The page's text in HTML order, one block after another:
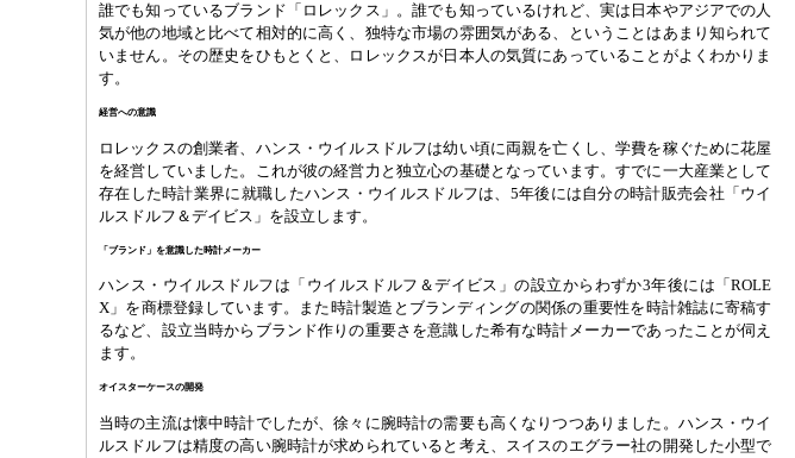
誰でも知っているブランド「ロレックス」。誰でも知っているけれど、実は日本やアジアでの人
気が他の地域と比べて相対的に高く、独特な市場の雰囲気がある、ということはあまり知られて
いません。その歴史をひもとくと、ロレックスが日本人の気質にあっていることがよくわかりま
す。
経営への意識
ロレックスの創業者、ハンス・ウイルスドルフは幼い頃に両親を亡くし、学費を稼ぐために花屋
を経営していました。これが彼の経営力と独立心の基礎となっています。すでに一大産業として
存在した時計業界に就職したハンス・ウイルスドルフは、5年後には自分の時計販売会社「ウイ
ルスドルフ＆デイビス」を設立します。
「ブランド」を意識した時計メーカー
ハンス・ウイルスドルフは「ウイルスドルフ＆デイビス」の設立からわずか3年後には「ROLE
X」を商標登録しています。また時計製造とブランディングの関係の重要性を時計雑誌に寄稿す
るなど、設立当時からブランド作りの重要さを意識した希有な時計メーカーであったことが伺え
ます。
オイスターケースの開発
当時の主流は懐中時計でしたが、徐々に腕時計の需要も高くなりつつありました。ハンス・ウイ
ルスドルフは精度の高い腕時計が求められていると考え、スイスのエグラー社の開発した小型で